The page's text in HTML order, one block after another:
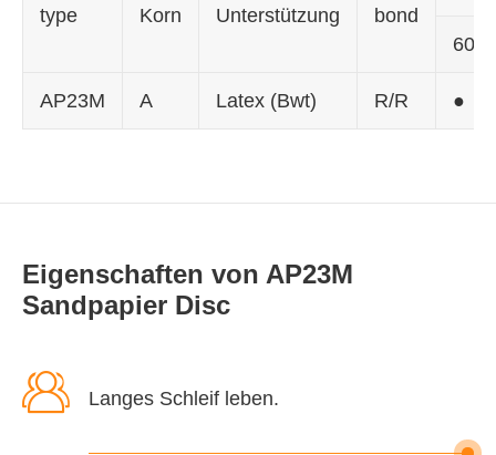
type Korn Unterstützung bond
60
AP23M A Latex (Bwt) R/R ●
Eigenschaften von AP23M
Sandpapier Disc
 Langes Schleif leben.